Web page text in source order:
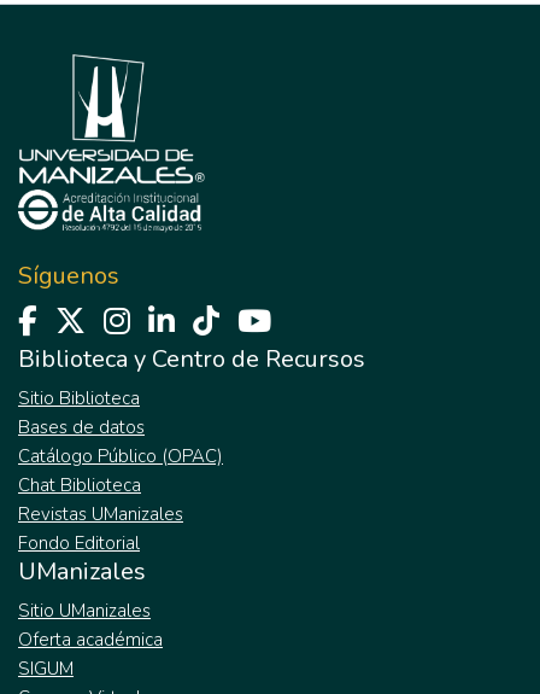
Síguenos
Biblioteca y Centro de Recursos
Sitio Biblioteca
Bases de datos
Catálogo Público (OPAC)
Chat Biblioteca
Revistas UManizales
Fondo Editorial
UManizales
Sitio UManizales
Oferta académica
SIGUM